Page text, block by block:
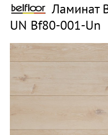
Ламинат
UN Bf80-001-Un